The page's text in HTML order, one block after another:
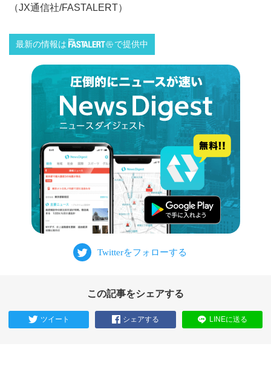
（JX通信社/FASTALERT）
最新の情報は で提供中
この記事をシェアする
ツイート シェアする LINEに送る